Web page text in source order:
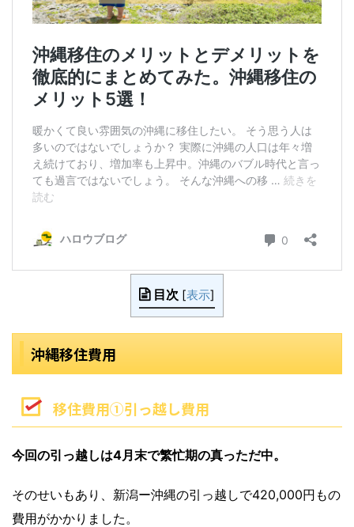
目次 [表示]
沖縄移住費用
移住費用①引っ越し費用
今回の引っ越しは4月末で繁忙期の真っただ中。
そのせいもあり、新潟ー沖縄の引っ越しで420,000円 もの
費用がかかりました。